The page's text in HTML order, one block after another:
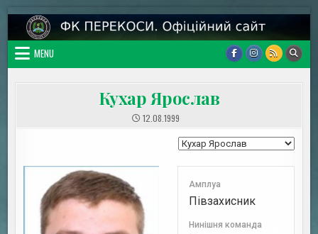
Skip
content
ФК Перекоси. Офіційний сайт
Сайт про команду Калуського району
MENU
Кухар Ярослав
12.08.1999
Амплуа
Півзахисник
Нинішня команда